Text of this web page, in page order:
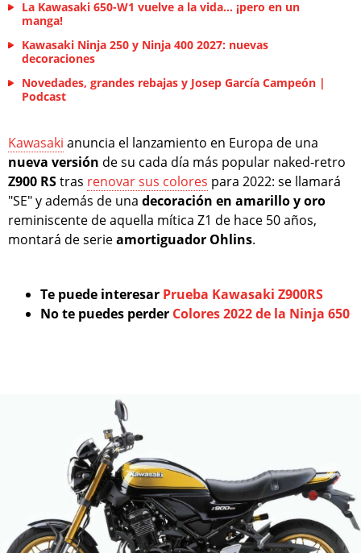
La Kawasaki 650-W1 vuelve a la vida... ¡pero en un
manga!
Kawasaki Ninja 250 y Ninja 400 2027: nuevas
decoraciones
Novedades, grandes rebajas y Josep García Campeón |
Podcast
Kawasaki anuncia el lanzamiento en Europa de una
nueva versión de su cada día más popular naked-retro
Z900 RStras renovar sus colores para 2022: se llamará
"SE" y además de una decoración en amarillo y oro
reminiscente de aquella mítica Z1 de hace 50 años,
montará de serieamortiguador Ohlins.
Te puede interesar Prueba Kawasaki Z900RS
No te puedes perder Colores 2022 de la Ninja 650